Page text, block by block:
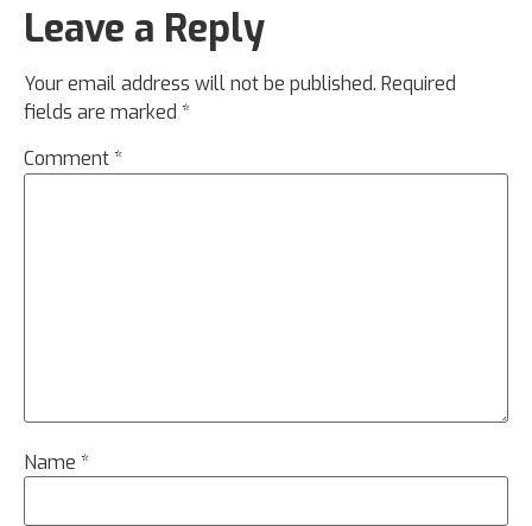
Leave a Reply
Your email address will not be published. Required
fields are marked *
Comment*
Name *